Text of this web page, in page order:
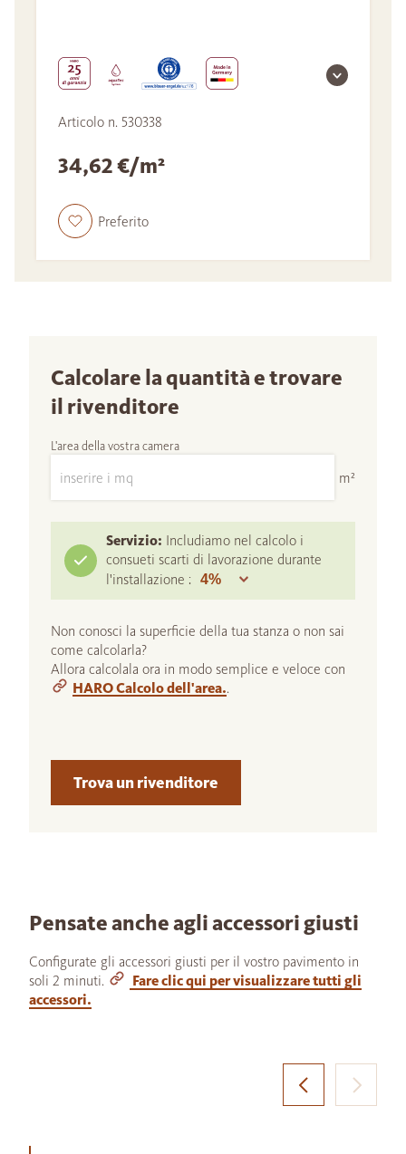
Articolo n. 530338
34,62 €/m²
Preferito
Calcolare la quantità e trovare
il rivenditore
L'area della vostra camera
m²
Servizio: Includiamo nel calcolo i
consueti scarti di lavorazione durante
l'installazione :
Non conosci la superficie della tua stanza o non sai
come calcolarla?
Allora calcolala ora in modo semplice e veloce con
HARO Calcolo dell'area..
Trova un rivenditore
Pensate anche agli accessori giusti
Configurate gli accessori giusti per il vostro pavimento in
soli 2 minuti.
Fare clic qui per visualizzare tutti gli
accessori.